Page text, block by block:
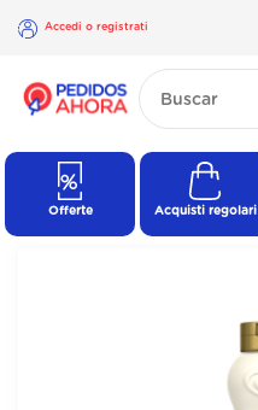
Accedi o registrati
×
Accedi o
Offerte Acquisti regolari